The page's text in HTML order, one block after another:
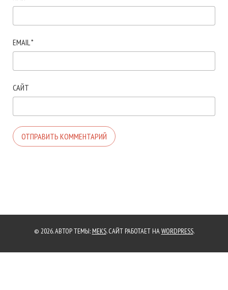
EMAIL*
САЙТ
© 2026. АВТОР ТЕМЫ: MEKS. САЙТ РАБОТАЕТ НАWORDPRESS.